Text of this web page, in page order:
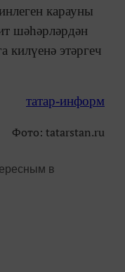
карауны
шәһәрләрдән
килүенә этәргеч
татар-информ
Фото: tatarstan.ru
в